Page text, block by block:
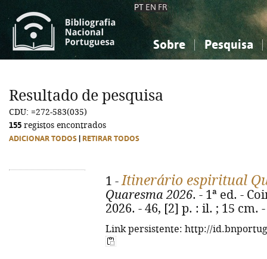
PT EN FR
Sobre Pesquisa
Ciências sociais...
Ciências sociais...
Resultado de pesquisa
CDU: =272-583(035)
155 registos encontrados
ADICIONAR TODOS RETIRAR TODOS
1 -Itinerário espiritual
Quaresma 2026. - 1ª ed. -
2026. - 46, [2] p. : il. ; 15 cm.
Link persistente: http://